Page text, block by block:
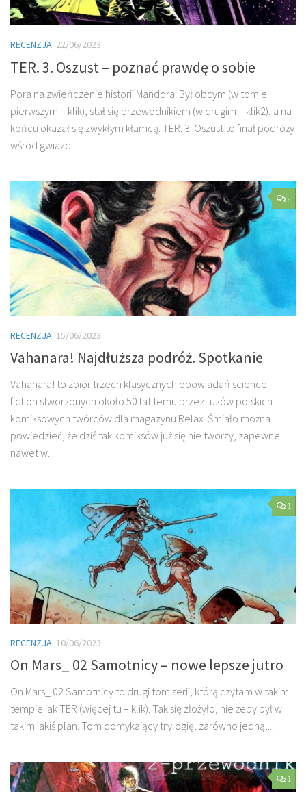
RECENZJA 22/06/2023
TER. 3. Oszust – poznać prawdę o sobie
Pora na zwieńczenie historii Mandora. Był obcym (w tomie
pierwszym – klik), stał się przewodnikiem (w drugim – klik2), a na
końcu okazał się zwykłym kłamcą. TER. 3. Oszust to finał podróży
wśród gwiazd...
2
RECENZJA 15/06/2023
Vahanara! Najdłuższa podróż. Spotkanie
Vahanara! to zbiór trzech klasycznych opowiadań science-
fiction stworzonych około 50 lat temu przez tuzów polskich
komiksowych twórców dla magazynu Relax. Śmiało można
powiedzieć, że dziś tak komiksów już się nie tworzy, zapewne
nawet w...
1
RECENZJA 10/06/2023
On Mars_ 02 Samotnicy – nowe lepsze jutro
On Mars_ 02 Samotnicy to drugi tom serii, którą czytam w takim
tempie jak TER (więcej tu – klik). Tak się złożyło, nie żeby był w
takim jakiś plan. Tom domykający trylogię, zarówno jedną,...
1